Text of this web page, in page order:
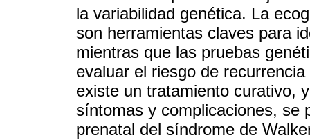
la variabilidad genética. La
son herramientas claves para
mientras que las pruebas
evaluar el riesgo de
existe un tratamiento curativo,
síntomas y complicaciones, se
prenatal del síndrome de